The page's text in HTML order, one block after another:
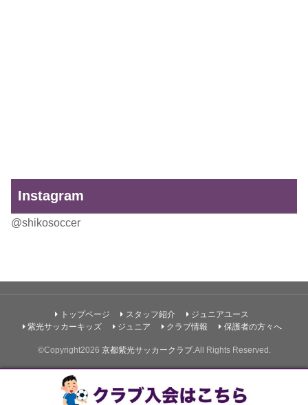
Instagram
@shikosoccer
トップページ スタッフ紹介
ジュニアユース
紫光サッカーキッズ
ジュニア クラブ情報 保護者の方々へ
©Copyright2026 京都紫光サッカークラブ.All Rights Reserved.